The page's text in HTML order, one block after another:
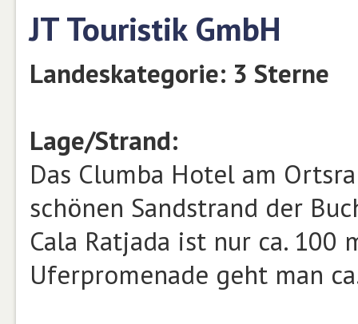
JT Touristik GmbH
Landeskategorie: 3 Sterne
Lage/Strand:
Das Clumba Hotel am
schönen Sandstrand der
Cala Ratjada ist nur ca.
Uferpromenade geht man